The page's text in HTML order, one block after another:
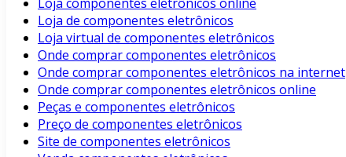
Loja de componentes eletrônicos
Loja virtual de componentes eletrônicos
Onde comprar componentes eletrônicos
Onde comprar componentes eletrônicos na internet
Onde comprar componentes eletrônicos online
Peças e componentes eletrônicos
Preço de componentes eletrônicos
Site de componentes eletrônicos